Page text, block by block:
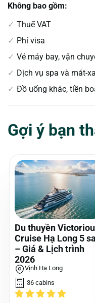
Không bao gồm:
Thuế VAT
Phí visa
Vé máy bay, vận
Dịch vụ spa và mát-xa
Đồ uống khác, tiền
Gợi ý bạn
Du thuyền
Cruise Hạ Long 5
– Giá & Lịch trình
2026
Vịnh Hạ Long
36 cabins